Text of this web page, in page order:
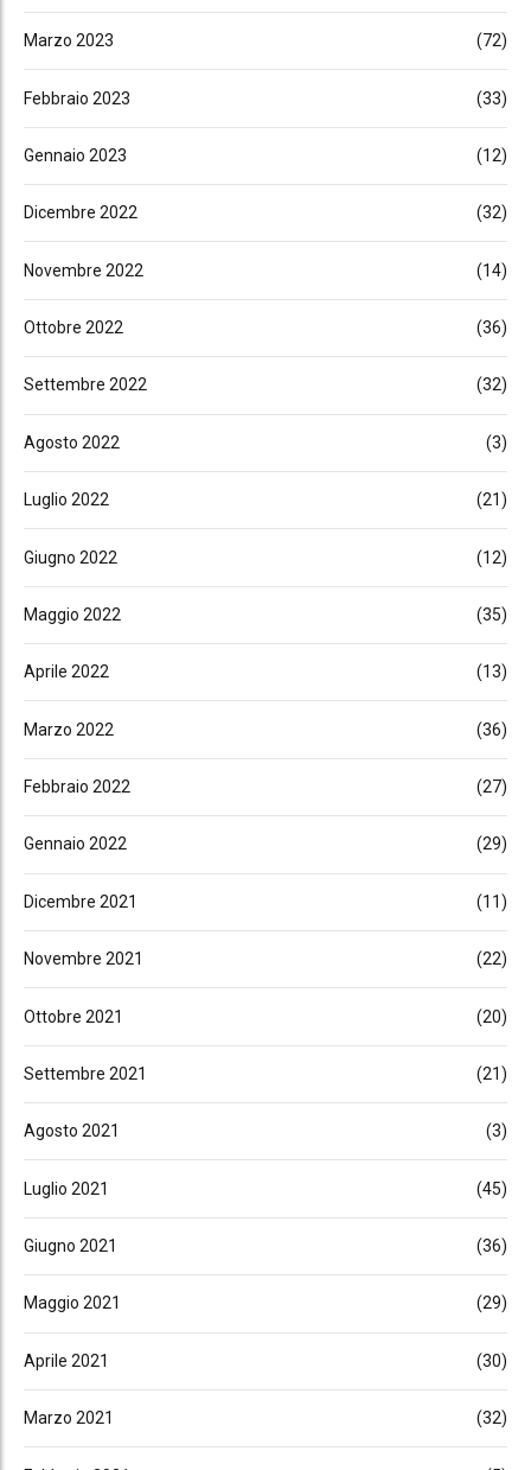
Marzo 2023 (72)
Febbraio 2023 (33)
Gennaio 2023 (12)
Dicembre 2022 (32)
Novembre 2022 (14)
Ottobre 2022 (36)
Settembre 2022 (32)
Agosto 2022 (3)
Luglio 2022 (21)
Giugno 2022 (12)
Maggio 2022 (35)
Aprile 2022 (13)
Marzo 2022 (36)
Febbraio 2022 (27)
Gennaio 2022 (29)
Dicembre 2021 (11)
Novembre 2021 (22)
Ottobre 2021 (20)
Settembre 2021 (21)
Agosto 2021 (3)
Luglio 2021 (45)
Giugno 2021 (36)
Maggio 2021 (29)
Aprile 2021 (30)
Marzo 2021 (32)